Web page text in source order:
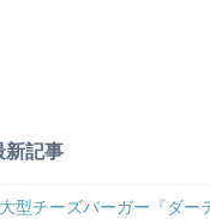
新記事
型チーズバーガー『ダー